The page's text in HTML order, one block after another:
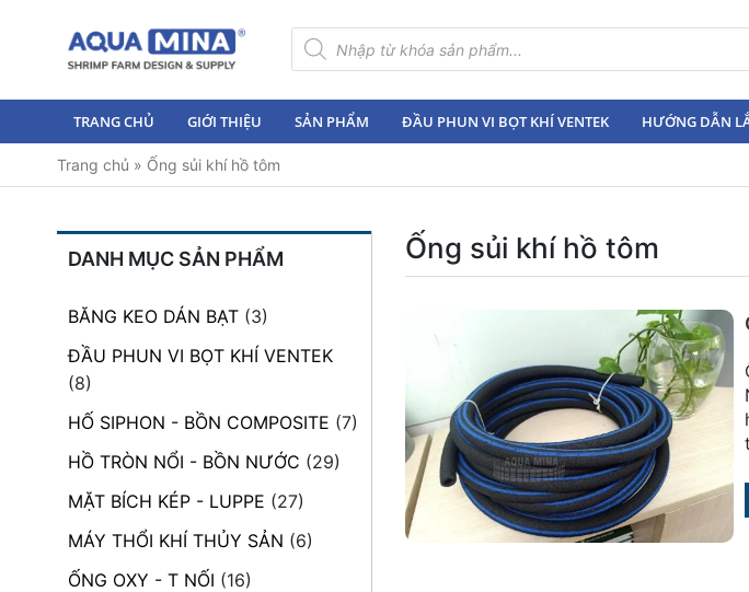
Tìm
kiếm
sản
TRANG CHỦ GIỚI THIỆU SẢN PHẨM ĐẦU PHUN VI BỌT KHÍ VENTEK HƯỚNG DẪN
Trang chủ » Ống sủi khí hồ tôm
DANH MỤC SẢN PHẨM
BĂNG KEO DÁN BẠT (3)
ĐẦU PHUN VI BỌT KHÍ VENTEK
(8)
HỐ SIPHON - BỒN COMPOSITE (7)
HỒ TRÒN NỔI - BỒN NƯỚC (29)
MẶT BÍCH KÉP - LUPPE (27)
MÁY THỔI KHÍ THỦY SẢN (6)
ỐNG OXY - T NỐI (16)
Ống sủi khí hồ tôm